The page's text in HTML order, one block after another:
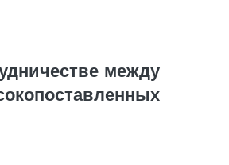
между